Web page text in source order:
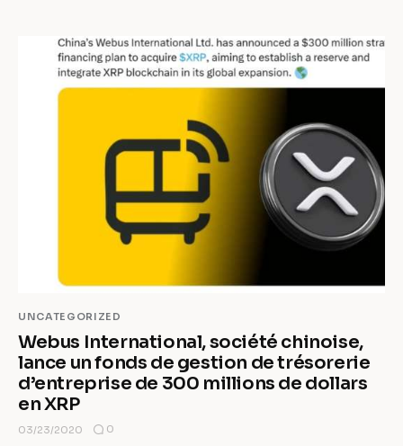
UNCATEGORIZED
Webus International, société chinoise,
lance un fonds de gestion de trésorerie
d’entreprise de 300 millions de dollars
en XRP
03/23/2020 0